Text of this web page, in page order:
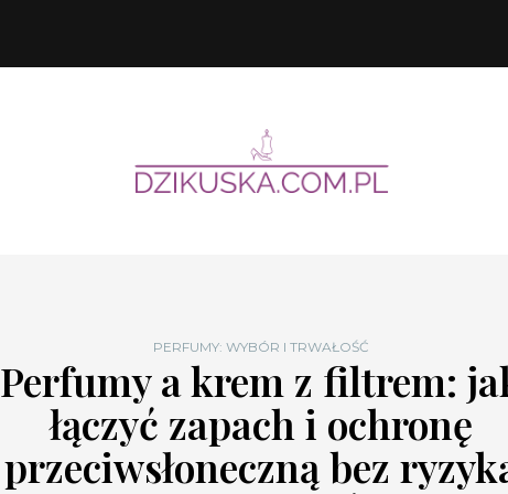
PERFUMY: WYBÓR I TRWAŁOŚĆ
Perfumy a krem z filtrem:
łączyć zapach i ochronę
przeciwsłoneczną bez